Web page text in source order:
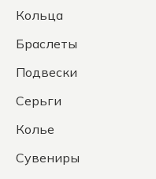
Кольца
Браслеты
Подвески
Серьги
Колье
Сувениры